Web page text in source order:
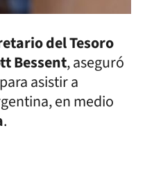
del Tesoro
Bessent, aseguró
para asistir a
en medio
.